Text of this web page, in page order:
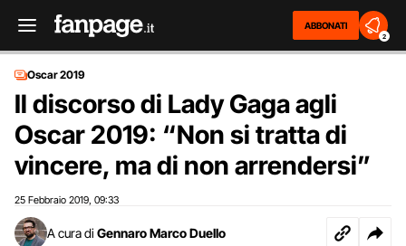
ABBONATI
2
Oscar 2019
Il discorso di Lady Gaga agli
Oscar 2019: “Non si tratta di
vincere, ma di non arrendersi”
25 Febbraio 2019 09:33
A cura di Gennaro Marco Duello